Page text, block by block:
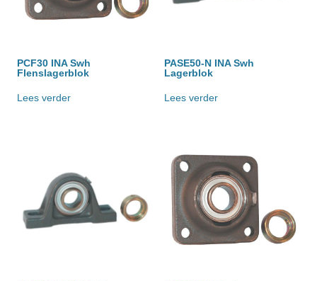
PCF30 INA Swh
Flenslagerblok
Lees verder
PASE50-N INA Swh
Lagerblok
Lees verder